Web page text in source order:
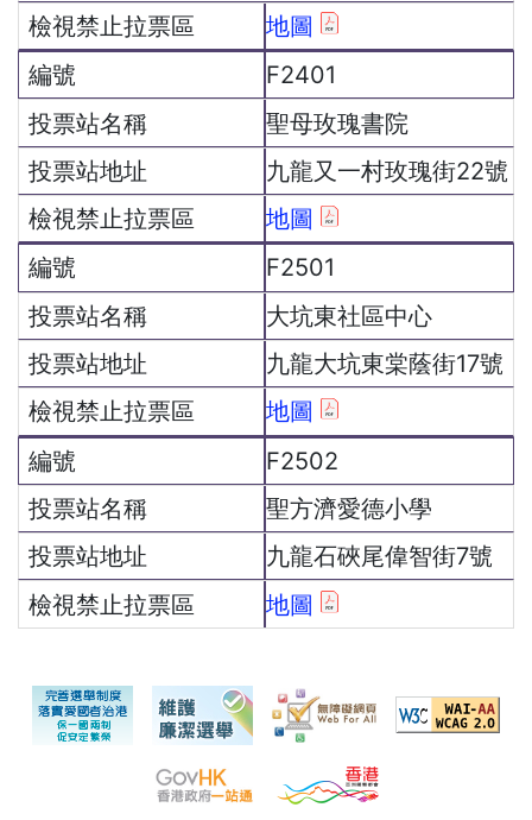
地圖
F2401
聖母玫瑰書院
九龍又一村玫瑰街22號
地圖
F2501
大坑東社區中心
九龍大坑東棠蔭街17號
地圖
F2502
聖方濟愛德小學
九龍石硤尾偉智街7號
地圖